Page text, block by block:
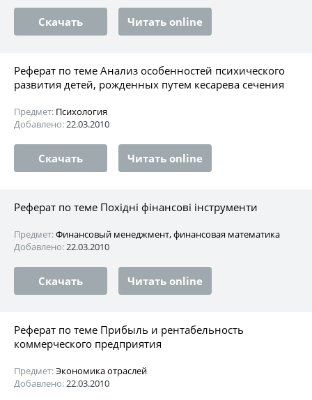
Скачать Читать online
Реферат по теме Анализ особенностей психического
развития детей, рожденных путем кесарева сечения
Предмет: Психология
Добавлено:22.03.2010
Скачать Читать online
Реферат по теме Похідні фінансові інструменти
Предмет:Финансовый менеджмент, финансовая математика
Добавлено:22.03.2010
Скачать Читать online
Реферат по теме Прибыль и рентабельность
коммерческого предприятия
Предмет:Экономика отраслей
Добавлено:22.03.2010